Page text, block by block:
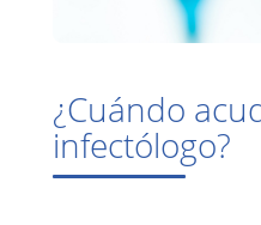
¿Cuándo
infectólogo?